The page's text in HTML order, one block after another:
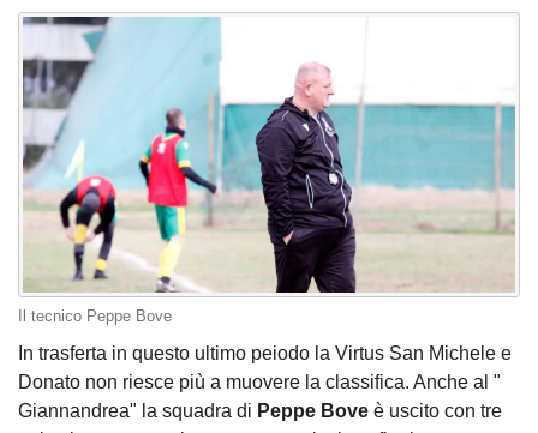
Il tecnico Peppe Bove
In trasferta in questo ultimo peiodo la Virtus San Michele e
Donato non riesce più a muovere la classifica. Anche al "
Giannandrea" la squadra di Peppe Bove è uscito con tre